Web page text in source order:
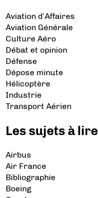
Aviation d’Affaires
Aviation Générale
Culture Aéro
Débat et opinion
Défense
Dépose minute
Hélicoptère
Industrie
Transport Aérien
Les sujets à lire
Airbus
Air France
Bibliographie
Boeing